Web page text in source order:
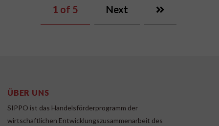
1 of 5 Next
ÜBER UNS
SIPPO ist das Handelsförderprogramm der
wirtschaftlichen Entwicklungszusammenarbeit des